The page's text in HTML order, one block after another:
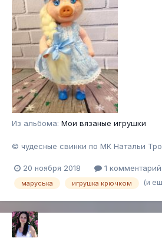
Из альбома: Мои вязаные игрушки
© чудесные свинки по МК Натальи
20 ноября 2018 1 комментарий
маруська игрушка крючком (и